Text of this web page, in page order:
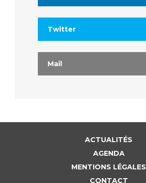
Twitter
Mail
ACTUALITÉS
AGENDA
MENTIONS LÉGALES
CONTACT